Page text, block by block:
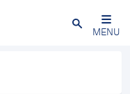
Schließen
MENU